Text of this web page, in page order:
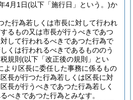
4月1日(以下「施行日」という。)か
た行為若しくは市長に対して行われ
るもの又は市長が行うべきであつ
して行われるべきであつた行為で
くは行われるべきであるもののう
規則 (以下「改正後の規則」とい
より区長に委任した事務に係るもの
長が行つた行為若しくは区長に対
長が行うべきであつた行為若しく
べきであつた行為とみなす。